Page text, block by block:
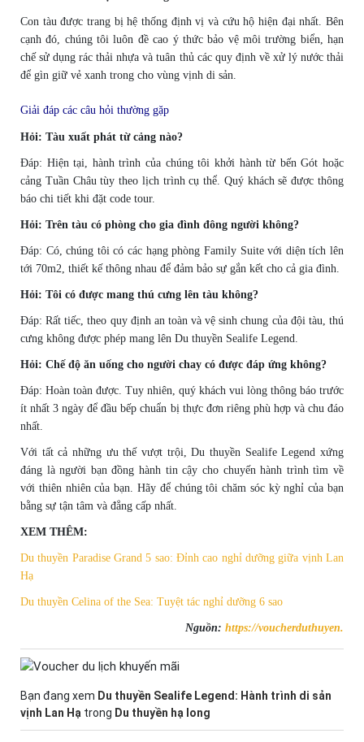
Con tàu được trang bị hệ thống định vị và cứu hộ hiện đại nhất. Bên
cạnh đó, chúng tôi luôn đề cao ý thức bảo vệ môi trường biển, hạn
chế sử dụng rác thải nhựa và tuân thủ các quy định về xử lý nước thải
để gìn giữ vẻ xanh trong cho vùng vịnh di sản.
Giải đáp các câu hỏi thường gặp
Hỏi: Tàu xuất phát từ cảng nào?
Đáp: Hiện tại, hành trình của chúng tôi khởi hành từ bến Gót hoặc
cảng Tuần Châu tùy theo lịch trình cụ thể. Quý khách sẽ được thông
báo chi tiết khi đặt code tour.
Hỏi: Trên tàu có phòng cho gia đình đông người không?
Đáp: Có, chúng tôi có các hạng phòng Family Suite với diện tích lên
tới 70m2, thiết kế thông nhau để đảm bảo sự gắn kết cho cả gia đình.
Hỏi: Tôi có được mang thú cưng lên tàu không?
Đáp: Rất tiếc, theo quy định an toàn và vệ sinh chung của đội tàu, thú
cưng không được phép mang lên Du thuyền Sealife Legend.
Hỏi: Chế độ ăn uống cho người chay có được đáp ứng không?
Đáp: Hoàn toàn được. Tuy nhiên, quý khách vui lòng thông báo trước
ít nhất 3 ngày để đầu bếp chuẩn bị thực đơn riêng phù hợp và chu đáo
nhất.
Với tất cả những ưu thế vượt trội, Du thuyền Sealife Legend xứng
đáng là người bạn đồng hành tin cậy cho chuyến hành trình tìm về
với thiên nhiên của bạn. Hãy để chúng tôi chăm sóc kỳ nghỉ của bạn
bằng sự tận tâm và đẳng cấp nhất.
XEM THÊM:
Du thuyền Paradise Grand 5 sao: Đỉnh cao nghỉ dưỡng giữa vịnh Lan
Hạ
Du thuyền Celina of the Sea: Tuyệt tác nghỉ dưỡng 6 sao
Nguồn: https://voucherduthuyen.
Bạn đang xem Du thuyền Sealife Legend: Hành trình di sản
vịnh Lan Hạ trong Du thuyền hạ long